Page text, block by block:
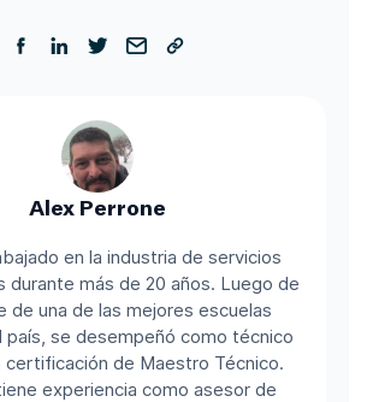
Alex Perrone
en la industria de servicios
durante más de 20 años. Luego de
de una de las mejores escuelas
país, se desempeñó como técnico
certificación de Maestro Técnico.
experiencia como asesor de